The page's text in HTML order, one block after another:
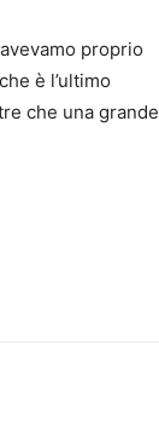
proprio
è l’ultimo
che una grande